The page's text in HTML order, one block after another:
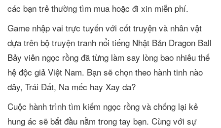
các bạn trẻ thường tìm mua hoặc đi xin miễn phí.
Game nhập vai trực tuyến với cốt truyện và nhân vật
dựa trên bộ truyện tranh nổi tiếng Nhật Bản Dragon Ball
Bảy viên ngọc rồng đã từng làm say lòng bao nhiêu thế
hệ độc giả Việt Nam. Bạn sẽ chọn theo hành tinh nào
đây, Trái Đất, Na mếc hay Xay da?
Cuộc hành trình tìm kiếm ngọc rồng và chống lại kẻ
hung ác sẽ bắt đầu nằm trong tay bạn. Cùng với sự